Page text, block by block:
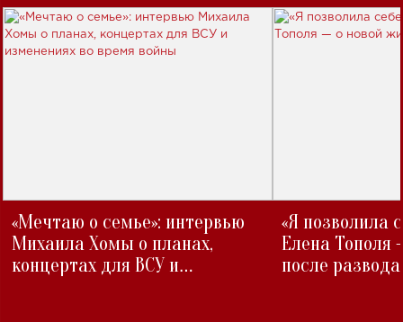
«Мечтаю о семье»: интервью
Михаила Хомы о планах,
концертах для ВСУ и
«Я позволила
Елена Тополя
после развода